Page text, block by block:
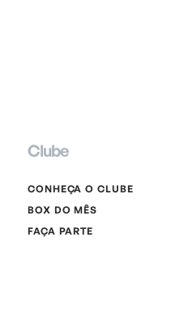
Clube
CONHEÇA O CLUBE
BOX DO MÊS
FAÇA PARTE